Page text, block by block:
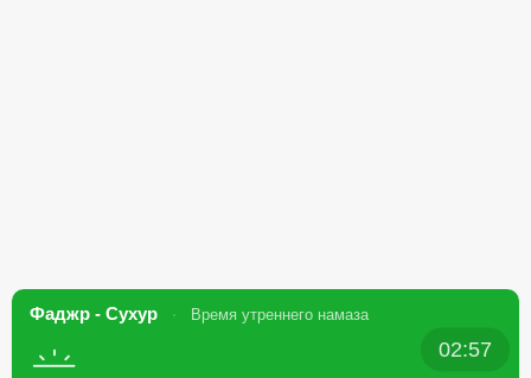
Фаджр - Сухур Время утреннего намаза
02:57